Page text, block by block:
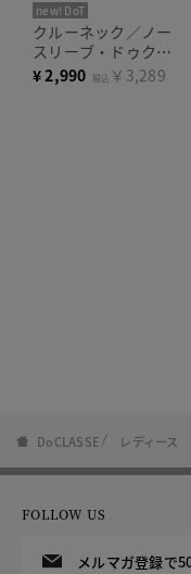
new! DoT
まとめ買い対象
クルーネック／ノー
スリーブ・ドゥクラ
ッセTシャツ
¥2,990 税込 ￥3,289
DoCLASSE レディース
FOLLOW US
メルマガ登録で